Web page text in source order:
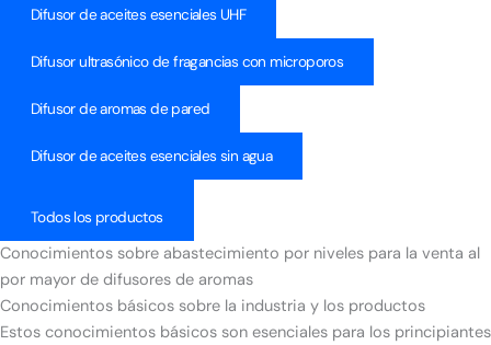
Difusor de aceites esenciales UHF
Difusor ultrasónico de fragancias con microporos
Difusor de aromas de pared
Difusor de aceites esenciales sin agua
Todos los productos
Conocimientos sobre abastecimiento por niveles para la venta al
por mayor de difusores de aromas
Conocimientos básicos sobre la industria y los productos
Estos conocimientos básicos son esenciales para los principiantes